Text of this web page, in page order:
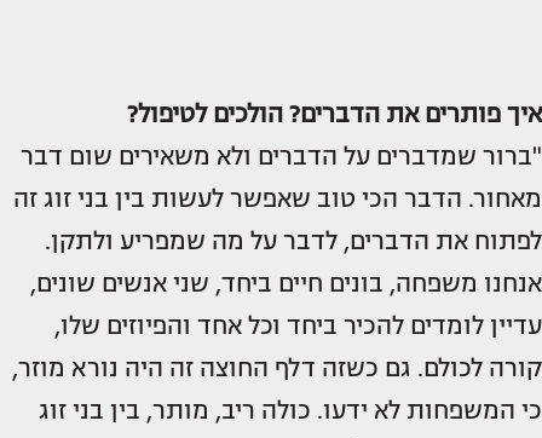
איך פותרים את הדברים? הולכים לטיפול?
"ברור שמדברים על הדברים ולא משאירים שום דבר
מאחור. הדבר הכי טוב שאפשר לעשות בין בני זוג זה
לפתוח את הדברים, לדבר על מה שמפריע ולתקן.
אנחנו משפחה, בונים חיים ביחד, שני אנשים שונים,
עדיין לומדים להכיר ביחד וכל אחד והפיוזים שלו,
קורה לכולם. גם כשזה דלף החוצה זה היה נורא מוזר,
כי המשפחות לא ידעו. כולה ריב, מותר, בין בני זוג